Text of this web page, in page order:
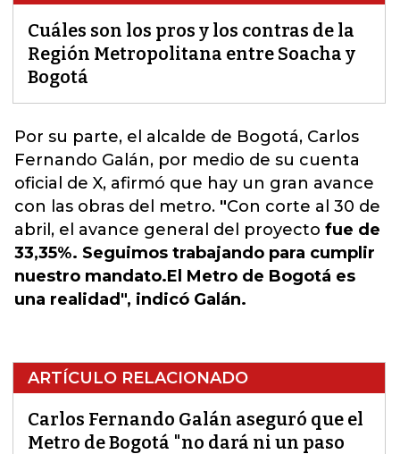
Cuáles son los pros y los contras de la
Región Metropolitana entre Soacha y
Bogotá
Por su parte, el alcalde de Bogotá, Carlos
Fernando Galán, por medio de su cuenta
oficial de X, afirmó que hay un gran avance
con las obras del metro. "Con corte al 30 de
abril, el avance general del proyecto fue de
33,35%. Seguimos trabajando para cumplir
nuestro mandato.El Metro de Bogotá es
una realidad", indicó Galán.
ARTÍCULO RELACIONADO
Carlos Fernando Galán aseguró que el
Metro de Bogotá "no dará ni un paso